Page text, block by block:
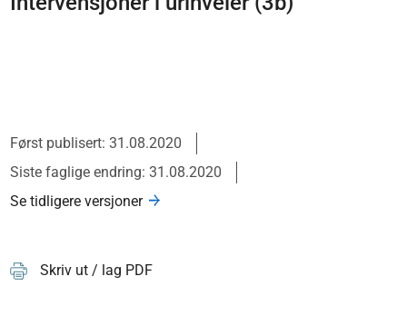
Først publisert: 31.08.2020
Siste faglige endring: 31.08.2020
Se tidligere versjoner
Skriv ut / lag PDF